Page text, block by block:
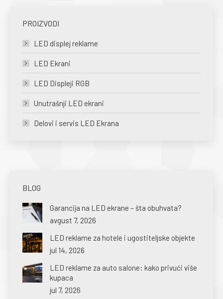
PROIZVODI
LED displej reklame
LED Ekrani
LED Displeji RGB
Unutrašnji LED ekrani
Delovi i servis LED Ekrana
BLOG
Garancija na LED ekrane – šta obuhvata?
avgust 7, 2026
LED reklame za hotele i ugostiteljske objekte
jul 14, 2026
LED reklame za auto salone: kako privući više
kupaca
jul 7, 2026